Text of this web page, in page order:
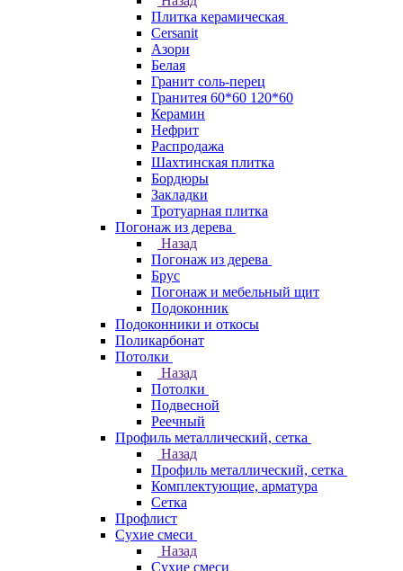
Плитка керамическая
Cersanit
Азори
Белая
Гранит соль-перец
Гранитея 60*60 120*60
Керамин
Нефрит
Распродажа
Шахтинская плитка
Бордюры
Закладки
Тротуарная плитка
Погонаж из дерева
Назад
Погонаж из дерева
Брус
Погонаж и мебельный щит
Подоконник
Подоконники и откосы
Поликарбонат
Потолки
Назад
Потолки
Подвесной
Реечный
Профиль металлический, сетка
Назад
Профиль металлический, сетка
Комплектующие, арматура
Сетка
Профлист
Сухие смеси
Назад
Сухие смеси